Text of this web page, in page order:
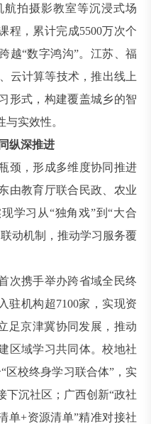
拍摄影教室等沉浸式场
程，累计完成5500万次个
越“数字鸿沟”。江苏、福
云计算等技术，推出线上
形式，构建覆盖城乡的智
实效性。
纵深推进
，形成多维度协同推进
由教育厅联合民政、农业
学习从“独角戏”到“大合
动机制，推动学习服务覆
携手举办跨省域全民终
驻机构超7100家，实现资
足京津冀协同发展，推动
区域学习共同体。校地社
区校终身学习联合体”，实
下沉社区；广西创新“政社
单+资源清单”精准对接社